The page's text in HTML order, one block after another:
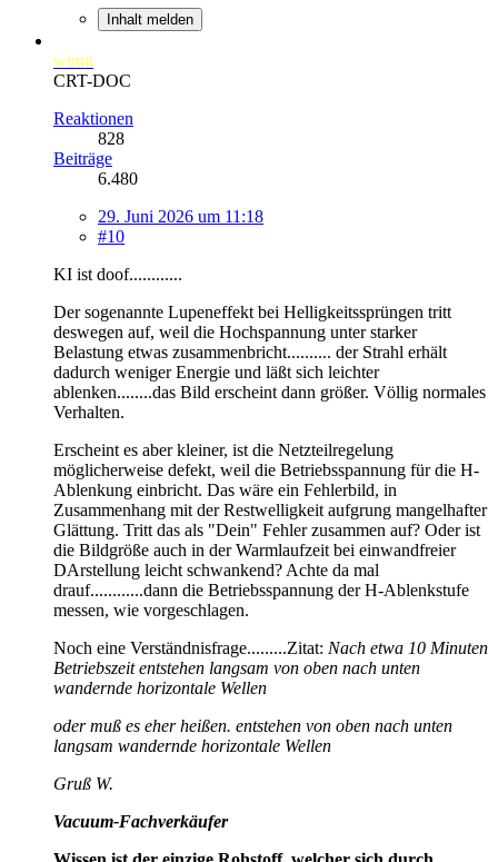
Inhalt melden
winni
CRT-DOC
Reaktionen
828
Beiträge
6.480
29. Juni 2026 um 11:18
#10
KI ist doof............
Der sogenannte Lupeneffekt bei Helligkeitssprüngen tritt
deswegen auf, weil die Hochspannung unter starker
Belastung etwas zusammenbricht.......... der Strahl erhält
dadurch weniger Energie und läßt sich leichter
ablenken........das Bild erscheint dann größer. Völlig normales
Verhalten.
Erscheint es aber kleiner, ist die Netzteilregelung
möglicherweise defekt, weil die Betriebsspannung für die H-
Ablenkung einbricht. Das wäre ein Fehlerbild, in
Zusammenhang mit der Restwelligkeit aufgrung mangelhafter
Glättung. Tritt das als "Dein" Fehler zusammen auf? Oder ist
die Bildgröße auch in der Warmlaufzeit bei einwandfreier
DArstellung leicht schwankend? Achte da mal
drauf............dann die Betriebsspannung der H-Ablenkstufe
messen, wie vorgeschlagen.
Noch eine Verständnisfrage.........Zitat: Nach etwa 10 Minuten
Betriebszeit entstehen langsam von oben nach unten
wandernde horizontale Wellen
oder muß es eher heißen. entstehen von oben nach unten
langsam wandernde horizontale Wellen
Gruß W.
Vacuum-Fachverkäufer